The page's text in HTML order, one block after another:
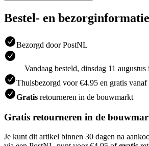
Bestel- en bezorginformatie
Bezorgd door PostNL
Vandaag besteld, dinsdag 11 augustus
Thuisbezorgd voor €4.95 en gratis vanaf
Gratis retourneren in de bouwmarkt
Gratis retourneren in de
Je kunt dit artikel binnen 30 dagen na